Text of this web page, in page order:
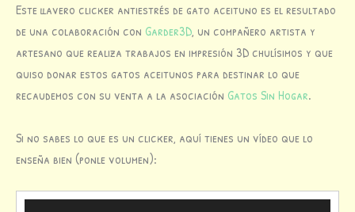
Este llavero clicker antiestrés de gato aceituno es el resultado
de una colaboración con Garder3D, un compañero artista y
artesano que realiza trabajos en impresión 3D chulísimos y que
quiso donar estos gatos aceitunos para destinar lo que
recaudemos con su venta a la asociación Gatos Sin Hogar.
Si no sabes lo que es un clicker, aquí tienes un vídeo que lo
enseña bien (ponle volumen):